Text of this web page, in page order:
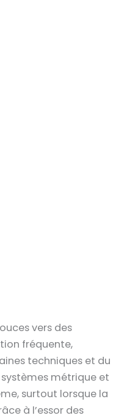
vers des
fréquente,
techniques et du
métrique et
surtout lorsque la
à l’essor des